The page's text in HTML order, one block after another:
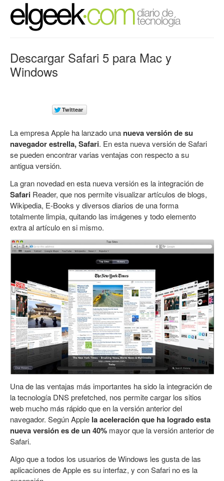
Descargar Safari 5 para Mac y
Windows
La empresa Apple ha lanzado una nueva versión de su
navegador estrella, Safari. En esta nueva versión de Safari
se pueden encontrar varias ventajas con respecto a su
antigua versión.
La gran novedad en esta nueva versión es la integración de
Safari Reader, que nos permite visualizar artículos de blogs,
Wikipedia, E-Books y diversos diarios de una forma
totalmente limpia, quitando las imágenes y todo elemento
extra al artículo en si mismo.
Una de las ventajas más importantes ha sido la integración de
la tecnología DNS prefetched, nos permite cargar los sitios
web mucho más rápido que en la versión anterior del
navegador. Según Apple la aceleración que ha logrado esta
nueva versión es de un 40% mayor que la versión anterior de
Safari.
Algo que a todos los usuarios de Windows les gusta de las
aplicaciones de Apple es su interfaz, y con Safari no es la